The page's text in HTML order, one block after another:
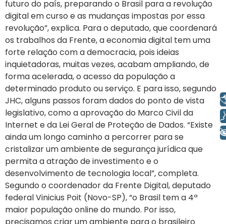
futuro do país, preparando o Brasil para a revolução
digital em curso e as mudanças impostas por essa
revolução”, explica. Para o deputado, que coordenará
os trabalhos da Frente, a economia digital tem uma
forte relação com a democracia, pois ideias
inquietadoras, muitas vezes, acabam ampliando, de
forma acelerada, o acesso da população a
determinado produto ou serviço. E para isso, segundo
JHC, alguns passos foram dados do ponto de vista
legislativo, como a aprovação do Marco Civil da
Internet e da Lei Geral de Proteção de Dados. “Existe
ainda um longo caminho a percorrer para se
cristalizar um ambiente de segurança jurídica que
permita a atração de investimento e o
desenvolvimento de tecnologia local”, completa.
Segundo o coordenador da Frente Digital, deputado
federal Vinicius Poit (Novo-SP), “o Brasil tem a 4ª
maior população online do mundo. Por isso,
Libras
Voz
+ Acessibilidade